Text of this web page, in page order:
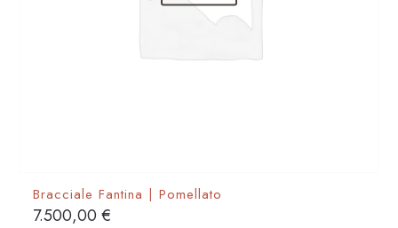
Bracciale Fantina | Pomellato
7.500,00€